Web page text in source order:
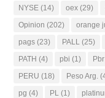
NYSE (14) oex (29)
Opinion (202) orange
pags (23) PALL (25)
PATH (4) pbi (1) Pbr
PERU (18) Peso Arg.
pg (4) PL (1)